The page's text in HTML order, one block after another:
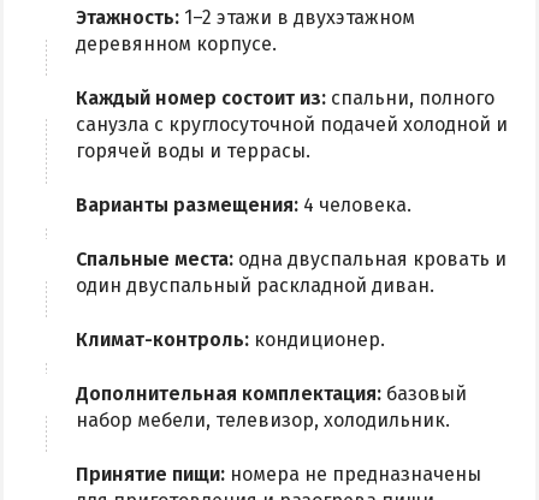
Розовое Озеро
Сиваш
Соленое озеро в Счастливцево
ДОСТОПРИМЕЧАТЕЛЬНОСТИ
Генический маяк
ПИТАНИЕ
РАЗВЛЕЧЕНИЯ
Дельфинарий
Виндсерфинг
Этажность: 1–2 этажи в двухэтажном
деревянном корпусе.
Каждый номер состоит из: спальни, полного
санузла с круглосуточной подачей холодной и
горячей воды и террасы.
Варианты размещения: 4 человека.
Спальные места: одна двуспальная кровать и
один двуспальный раскладной диван.
Климат-контроль: кондиционер.
Дополнительная комплектация: базовый
набор мебели, телевизор, холодильник.
Принятие пищи: номера не предназначены